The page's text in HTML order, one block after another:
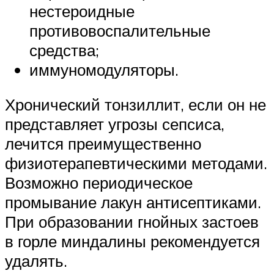
нестероидные
противовоспалительные
средства;
иммуномодуляторы.
Хронический тонзиллит, если он не
представляет угрозы сепсиса,
лечится преимущественно
физиотерапевтическими методами.
Возможно периодическое
промывание лакун антисептиками.
При образовании гнойных застоев
в горле миндалины рекомендуется
удалять.